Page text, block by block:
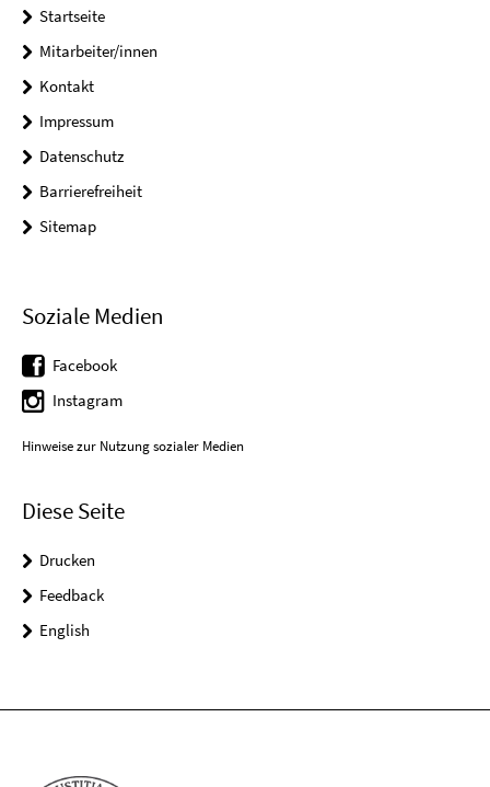
Startseite
Mitarbeiter/innen
Kontakt
Impressum
Datenschutz
Barrierefreiheit
Sitemap
Soziale Medien
Facebook
Instagram
Hinweise zur Nutzung sozialer Medien
Diese Seite
Drucken
Feedback
English